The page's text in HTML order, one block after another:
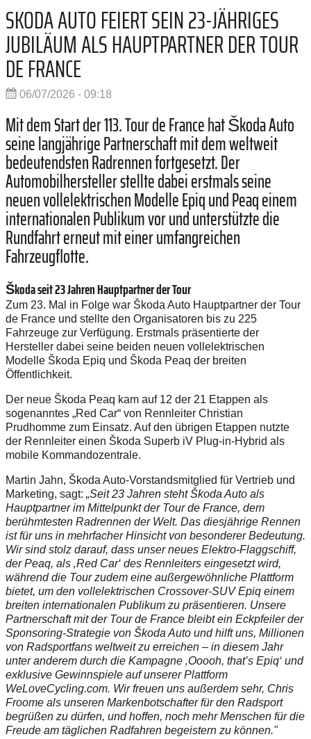
SKODA AUTO FEIERT SEIN 23-JÄHRIGES
JUBILÄUM ALS HAUPTPARTNER DER TOUR
DE FRANCE
06/07/2026 - 09:18
Mit dem Start der 113. Tour de France hat Škoda Auto
seine langjährige Partnerschaft mit dem weltweit
bedeutendsten Radrennen fortgesetzt. Der
Automobilhersteller stellte dabei erstmals seine
neuen vollelektrischen Modelle Epiq und Peaq einem
internationalen Publikum vor und unterstützte die
Rundfahrt erneut mit einer umfangreichen
Fahrzeugflotte.
Škoda seit 23 Jahren Hauptpartner der Tour
Zum 23. Mal in Folge war Škoda Auto Hauptpartner der Tour
de France und stellte den Organisatoren bis zu 225
Fahrzeuge zur Verfügung. Erstmals präsentierte der
Hersteller dabei seine beiden neuen vollelektrischen
Modelle Škoda Epiq und Škoda Peaq der breiten
Öffentlichkeit.
Der neue Škoda Peaq kam auf 12 der 21 Etappen als
sogenanntes „Red Car“ von Rennleiter Christian
Prudhomme zum Einsatz. Auf den übrigen Etappen nutzte
der Rennleiter einen Škoda Superb iV Plug-in-Hybrid als
mobile Kommandozentrale.
Martin Jahn, Škoda Auto-Vorstandsmitglied für Vertrieb und
Marketing, sagt: „Seit 23 Jahren steht Škoda Auto als
Hauptpartner im Mittelpunkt der Tour de France, dem
berühmtesten Radrennen der Welt. Das diesjährige Rennen
ist für uns in mehrfacher Hinsicht von besonderer Bedeutung.
Wir sind stolz darauf, dass unser neues Elektro-Flaggschiff,
der Peaq, als ‚Red Car‘ des Rennleiters eingesetzt wird,
während die Tour zudem eine außergewöhnliche Plattform
bietet, um den vollelektrischen Crossover-SUV Epiq einem
breiten internationalen Publikum zu präsentieren. Unsere
Partnerschaft mit der Tour de France bleibt ein Eckpfeiler der
Sponsoring-Strategie von Škoda Auto und hilft uns, Millionen
von Radsportfans weltweit zu erreichen – in diesem Jahr
unter anderem durch die Kampagne ‚Ooooh, that’s Epiq‘ und
exklusive Gewinnspiele auf unserer Plattform
WeLoveCycling.com. Wir freuen uns außerdem sehr, Chris
Froome als unseren Markenbotschafter für den Radsport
begrüßen zu dürfen, und hoffen, noch mehr Menschen für die
Freude am täglichen Radfahren begeistern zu können."